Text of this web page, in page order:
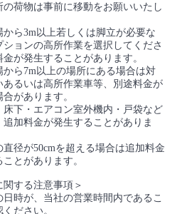
の荷物は事前に移動をお願いいたし
から3m以上若しくは脚立が必要な
ションの高所作業を選択してくださ
金が発生することがあります。
から7m以上の場所にある場合は対
あるいは高所作業車等、別途料金が
があります。
床下・エアコン室外機内・戸袋など
追加料金が発生することがありま
直径が50cmを超える場合は追加料金
とがあります。
関する注意事項＞
日時が、当社の営業時間内であるこ
ださい。